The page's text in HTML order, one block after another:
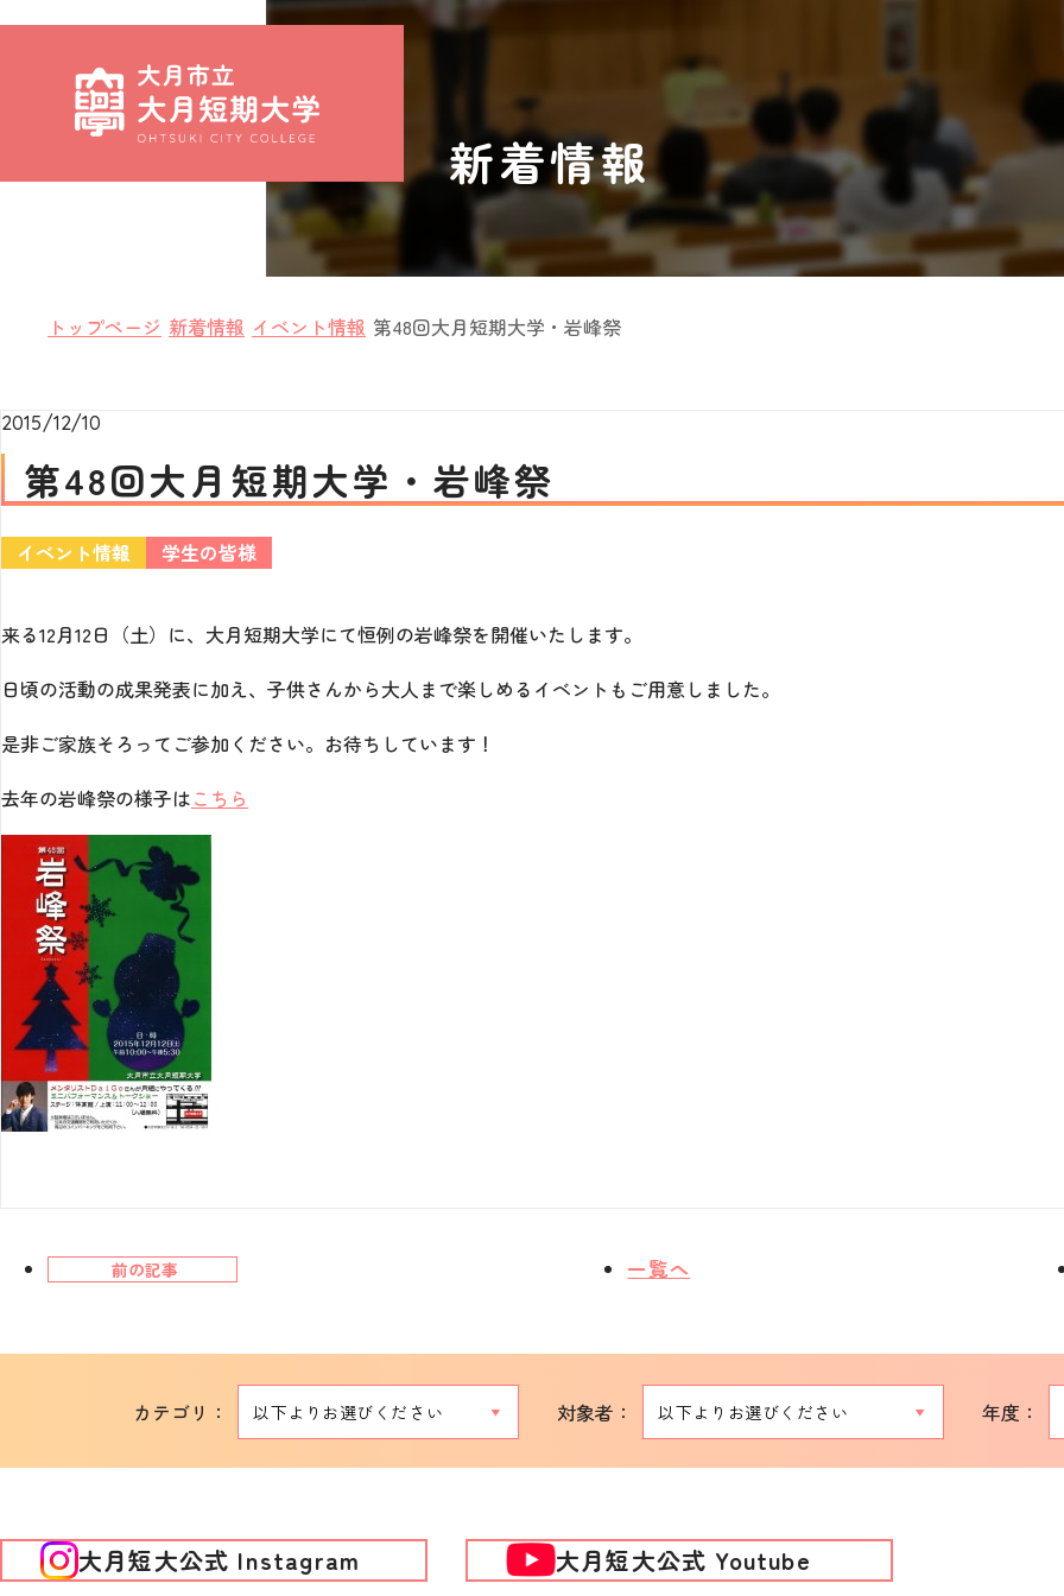
新着情報
トップページ 新着情報 イベント情報 第48回大月短期大学・岩峰祭
2015/12/10
第48回大月短期大学・岩峰祭
イベント情報 学生の皆様
来る12月12日（土）に、大月短期大学にて恒例の岩峰祭を開催いたします。
日頃の活動の成果発表に加え、子供さんから大人まで楽しめるイベントもご用意しました。
是非ご家族そろってご参加ください。お待ちしています！
去年の岩峰祭の様子はこちら
前の記事 一覧へ
カテゴリ： 対象者： 年度：
大月短大公式 Instagram 大月短大公式 Youtube